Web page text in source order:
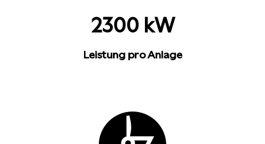
2300 kW
Leistung pro Anlage